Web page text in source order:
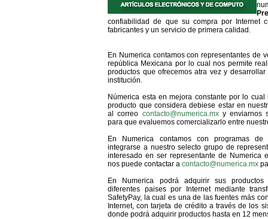
confiabilidad de que su compra por Internet
fabricantes y un servicio de primera calidad.
En Numerica contamos con representantes de
república Mexicana por lo cual nos permite
productos que ofrecemos atra vez y
institución.
Númerica esta en mejora constante por lo
producto que considera debiese estar en
al correo contacto@numerica.mxy enviarnos
para que evaluemos comercializarlo entre
En Numerica contamos con programas
integrarse a nuestro selecto grupo de
interesado en ser representante de Numerica
nos puede contactar acontacto@numerica.mx
En Numerica podrá adquirir sus productos
diferentes paises por Internet mediante
SafetyPay, la cual es una de las fuentes más
Internet, con tarjeta de crédito a través de los
donde podrá adquirir productos hasta en 12